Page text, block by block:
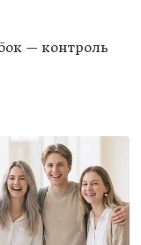
— контроль